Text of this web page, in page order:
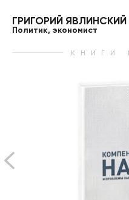
ГРИГОРИЙ ЯВЛИНСКИЙ
Политик, экономист
КНИГИ